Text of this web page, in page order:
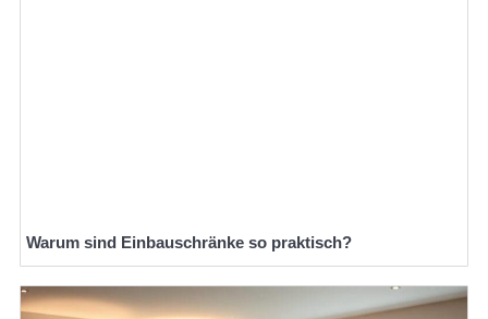
Warum sind Einbauschränke so praktisch?